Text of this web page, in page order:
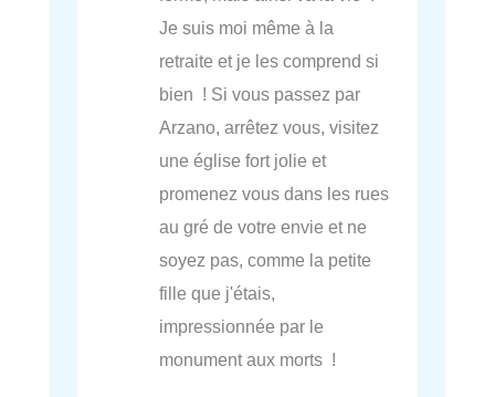
Je suis moi même à la
retraite et je les comprend si
bien ! Si vous passez par
Arzano, arrêtez vous, visitez
une église fort jolie et
promenez vous dans les rues
au gré de votre envie et ne
soyez pas, comme la petite
fille que j'étais,
impressionnée par le
monument aux morts !